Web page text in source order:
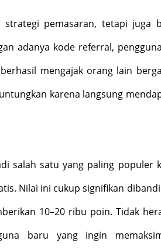
pemasaran, tetapi juga
adanya kode referral,
mengajak orang lain
karena langsung
salah satu yang paling populer
Nilai ini cukup signifikan
10–20 ribu poin. Tidak
baru yang ingin